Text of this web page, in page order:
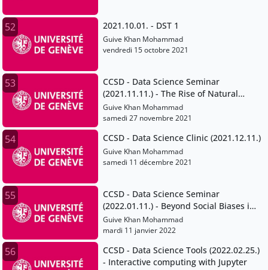
52 2021.10.01. - DST 1
Guive Khan Mohammad
vendredi 15 octobre 2021
53
CCSD - Data Science Seminar
(2021.11.11.) - The Rise of Natural
Language Processing
Guive Khan Mohammad
samedi 27 novembre 2021
54 CCSD - Data Science Clinic (2021.12.11.)
Guive Khan Mohammad
samedi 11 décembre 2021
55
CCSD - Data Science Seminar
(2022.01.11.) - Beyond Social Biases in
Data
Guive Khan Mohammad
mardi 11 janvier 2022
56
CCSD - Data Science Tools (2022.02.25.)
- Interactive computing with Jupyter